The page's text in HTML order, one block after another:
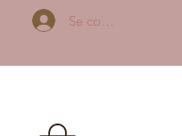
Se connecter